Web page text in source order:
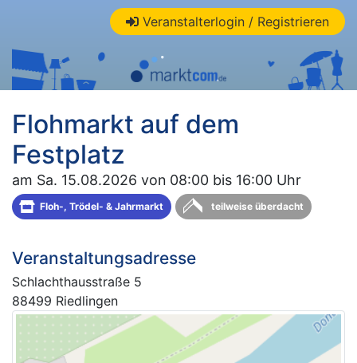
Veranstalterlogin / Registrieren
Flohmarkt auf dem
Festplatz
am Sa. 15.08.2026 von 08:00 bis 16:00 Uhr
Floh-, Trödel- & Jahrmarkt teilweise überdacht
Veranstaltungsadresse
Schlachthausstraße 5
88499 Riedlingen